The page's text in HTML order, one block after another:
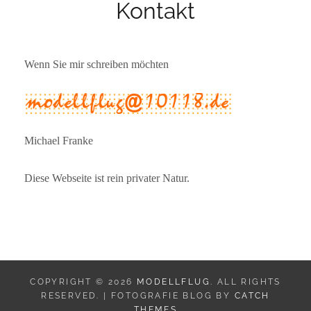
Kontakt
Wenn Sie mir schreiben möchten
Michael Franke
Diese Webseite ist rein privater Natur.
COPYRIGHT © 2026 MODELLFLUG . ALL RIGHTS
RESERVED. | FOTOGRAFIE BLOG BY CATCH